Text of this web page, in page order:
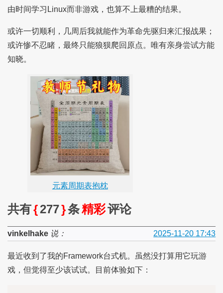
由时间学习Linux而非游戏，也算不上最糟的结果。
或许一切顺利，几周后我就能作为革命先驱归来汇报战果；
或许惨不忍睹，最终只能狼狈爬回原点。唯有亲身尝试方能
知晓。
元素周期表抱枕
共有{277}条精彩评论
vinkelhake说： 2025-11-20 17:43
最近收到了我的Framework台式机。虽然没打算用它玩游
戏，但觉得至少该试试。目前体验如下：